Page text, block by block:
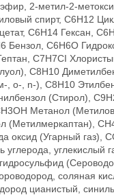
2-метил-2-
спирт, C6H12
C6H14 Гексан,
Бензол, C6H6O
C7H7CI
C8H10
, o-, n-), C8H10
(Стирол),
Метанол
(Метилмеркаптан),
оксид (Угарный газ),
углерода, углекислый
соляная
цианистый,